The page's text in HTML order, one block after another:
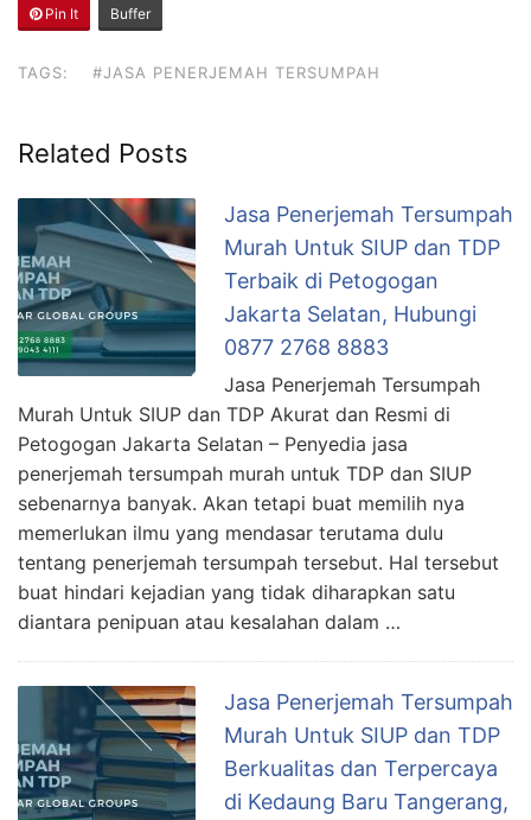
Pin It Buffer
TAGS: #JASA PENERJEMAH TERSUMPAH
Related Posts
Jasa Penerjemah Tersumpah
Murah Untuk SIUP dan TDP
Terbaik di Petogogan
Jakarta Selatan, Hubungi
0877 2768 8883
Jasa Penerjemah Tersumpah
Murah Untuk SIUP dan TDP Akurat dan Resmi di
Petogogan Jakarta Selatan – Penyedia jasa
penerjemah tersumpah murah untuk TDP dan SIUP
sebenarnya banyak. Akan tetapi buat memilih nya
memerlukan ilmu yang mendasar terutama dulu
tentang penerjemah tersumpah tersebut. Hal tersebut
buat hindari kejadian yang tidak diharapkan satu
diantara penipuan atau kesalahan dalam …
Jasa Penerjemah Tersumpah
Murah Untuk SIUP dan TDP
Berkualitas dan Terpercaya
di Kedaung Baru Tangerang,